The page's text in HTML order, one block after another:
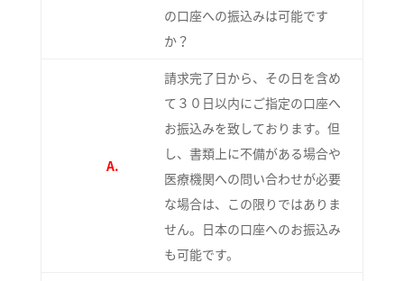
の口座への振込みは可能です
か？
A.
請求完了日から、その日を含め
て３０日以内にご指定の口座へ
お振込みを致しております。但
し、書類上に不備がある場合や
医療機関への問い合わせが必要
な場合は、この限りではありま
せん。日本の口座へのお振込み
も可能です。